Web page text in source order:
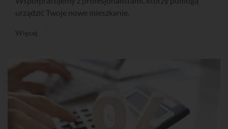
urządzić Twoje nowe mieszkanie.